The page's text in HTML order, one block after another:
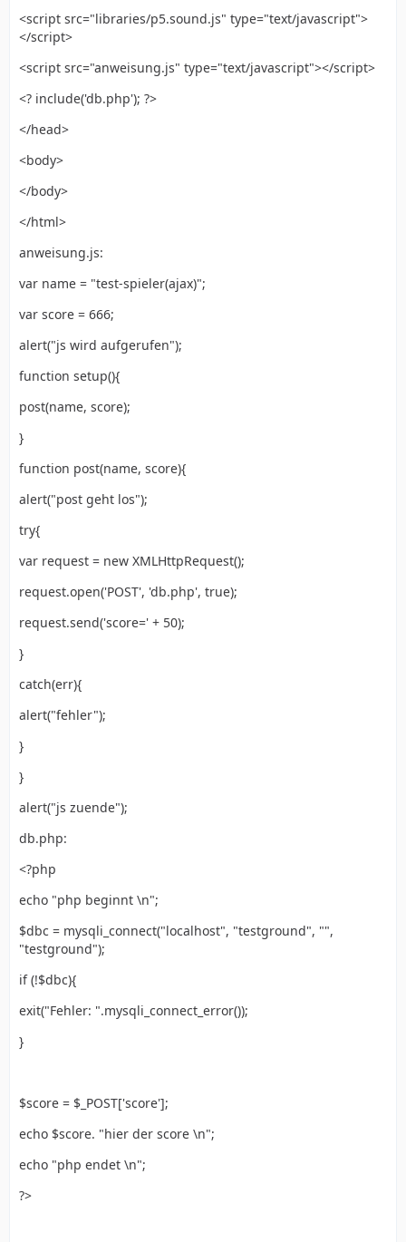
<script src="libraries/p5.sound.js" type="text/javascript">
</script>
<script src="anweisung.js" type="text/javascript"></script>
<? include('db.php'); ?>
</head>
<body>
</body>
</html>
anweisung.js:
var name = "test-spieler(ajax)";
var score = 666;
alert("js wird aufgerufen");
function setup(){
post(name, score);
}
function post(name, score){
alert("post geht los");
try{
var request = new XMLHttpRequest();
request.open('POST', 'db.php', true);
request.send('score=' + 50);
}
catch(err){
alert("fehler");
}
}
alert("js zuende");
db.php:
<?php
echo "php beginnt \n";
$dbc = mysqli_connect("localhost", "testground", "",
"testground");
if (!$dbc){
exit("Fehler: ".mysqli_connect_error());
}
$score = $_POST['score'];
echo $score. "hier der score \n";
echo "php endet \n";
?>